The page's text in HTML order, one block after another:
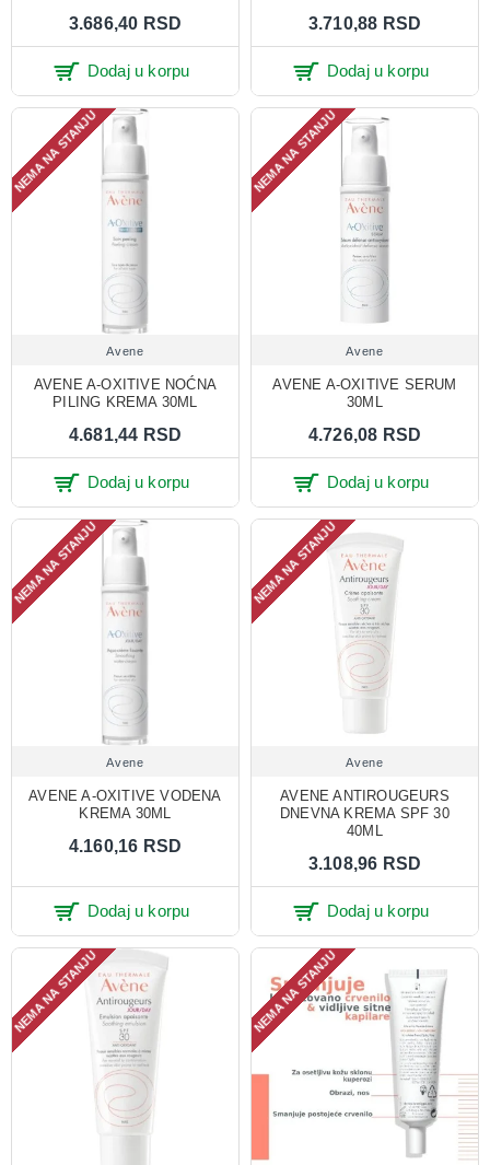
3.686,40 RSD
Dodaj u korpu
3.710,88 RSD
Dodaj u korpu
NEMA NA STANJU
Avene
AVENE A-OXITIVE NOĆNA
PILING KREMA 30ML
4.681,44 RSD
Dodaj u korpu
NEMA NA STANJU
Avene
AVENE A-OXITIVE SERUM
30ML
4.726,08 RSD
Dodaj u korpu
NEMA NA STANJU
Avene
AVENE A-OXITIVE VODENA
KREMA 30ML
4.160,16 RSD
Dodaj u korpu
NEMA NA STANJU
Avene
AVENE ANTIROUGEURS
DNEVNA KREMA SPF 30
40ML
3.108,96 RSD
Dodaj u korpu
NEMA NA STANJU NEMA NA STANJU